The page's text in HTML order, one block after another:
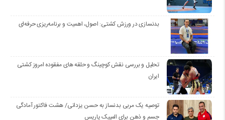
بدنسازی در ورزش کشتی: اصول، اهمیت و برنامه‌ریزی حرفه‌ای
تحلیل و بررسی نقش کوچینگ و حلقه های مفقوده امروز کشتی
ایران
توصیه یک مربی بدنساز به حسن یزدانی/ هشت فاکتور آمادگی
جسم و ذهن برای المپیک پاریس